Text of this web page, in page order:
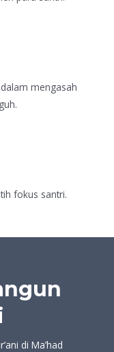
mengasah
fokus santri.
di Ma’had